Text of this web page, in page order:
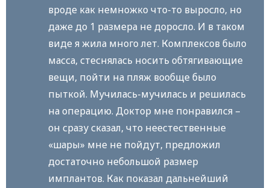
вроде как немножко что-то выросло, но
даже до 1 размера не доросло. И в таком
виде я жила много лет. Комплексов было
масса, стеснялась носить обтягивающие
вещи, пойти на пляж вообще было
пыткой. Мучилась-мучилась и решилась
на операцию. Доктор мне понравился –
он сразу сказал, что неестественные
«шары» мне не пойдут, предложил
достаточно небольшой размер
имплантов. Как показал дальнейший